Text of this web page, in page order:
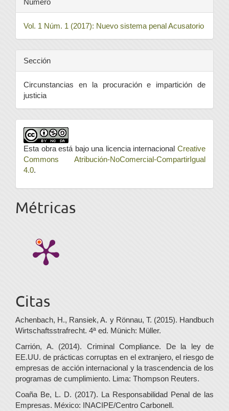
Vol. 1 Núm. 1 (2017): Nuevo sistema penal Acusatorio
Sección
Circunstancias en la procuración e impartición de
justicia
Esta obra está bajo una licencia internacional Creative
Commons Atribución-NoComercial-CompartirIgual
4.0.
Métricas
Citas
Achenbach, H., Ransiek, A. y Rönnau, T. (2015). Handbuch
Wirtschaftsstrafrecht. 4ª ed. Münich: Müller.
Carrión, A. (2014). Criminal Compliance. De la ley de
EE.UU. de prácticas corruptas en el extranjero, el riesgo de
empresas de acción internacional y la trascendencia de los
programas de cumplimiento. Lima: Thompson Reuters.
Coaña Be, L. D. (2017). La Responsabilidad Penal de las
Empresas. México: INACIPE/Centro Carbonell.